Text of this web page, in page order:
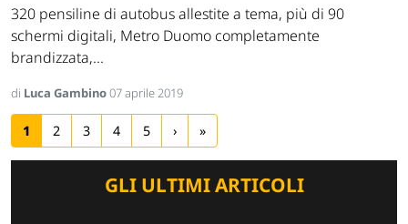
320 pensiline di autobus allestite a tema, più di 90
schermi digitali, Metro Duomo completamente
brandizzata,...
di Luca Gambino07 aprile 2019
1 2 3 4 5 › »
GLI ULTIMI ARTICOLI